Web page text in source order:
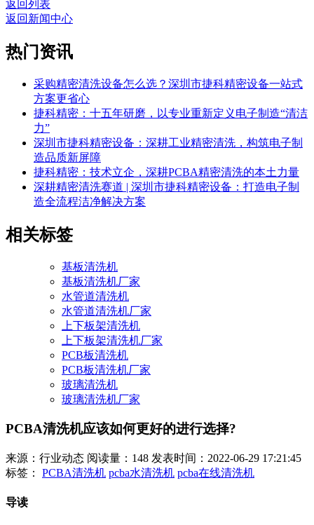
返回列表
返回新闻中心
热门资讯
采购精密清洗设备怎么选？深圳市捷科精密设备一站式
方案更省心
捷科精密：十五年研磨，以专业重新定义电子制造“清洁
力”
深圳市捷科精密设备：深耕工业精密清洗，构筑电子制
造品质新屏障
捷科精密：技术立企，深耕PCBA精密清洗的本土力量
深耕精密清洗赛道 | 深圳市捷科精密设备：打造电子制
造全流程洁净解决方案
相关标签
基板清洗机
基板清洗机厂家
水管道清洗机
水管道清洗机厂家
上下板架清洗机
上下板架清洗机厂家
PCB板清洗机
PCB板清洗机厂家
玻璃清洗机
玻璃清洗机厂家
PCBA清洗机应该如何更好的进行选择?
来源：行业动态 阅读量：148 发表时间：2022-06-29 17:21:45
标签： PCBA清洗机 pcba水清洗机 pcba在线清洗机
导读